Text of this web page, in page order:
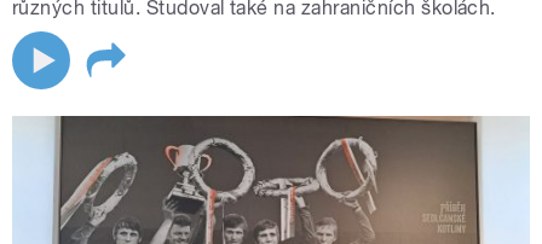
různých titulů. Studoval také na zahraničních školách.